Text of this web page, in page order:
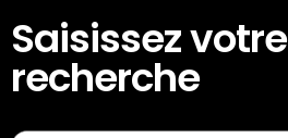
Saisissez votre
recherche